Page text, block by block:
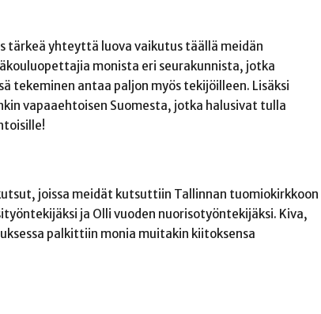
tärkeä yhteyttä luova vaikutus täällä meidän
monista eri seurakunnista, jotka
tekeminen antaa paljon myös tekijöilleen. Lisäksi
vapaaehtoisen Suomesta, jotka halusivat tulla
joissa meidät kutsuttiin Tallinnan tuomiokirkkoon
ja Olli vuoden nuorisotyöntekijäksi. Kiva,
palkittiin monia muitakin kiitoksensa